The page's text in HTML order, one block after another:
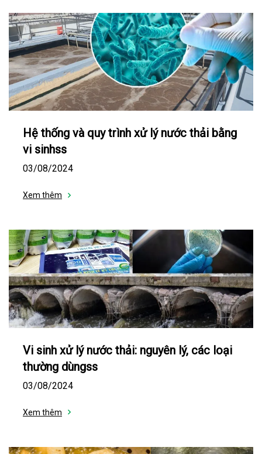
Hệ thống và quy trình xử lý nước thải bằng
vi sinhss
03/08/2024
Xem thêm
Vi sinh xử lý nước thải: nguyên lý, các loại
thường dùngss
03/08/2024
Xem thêm